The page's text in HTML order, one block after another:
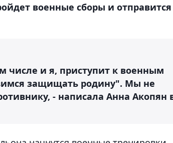
военные сборы и отправится
числе и я, приступит к военным
защищать родину". Мы не
- написала Анна Акопян